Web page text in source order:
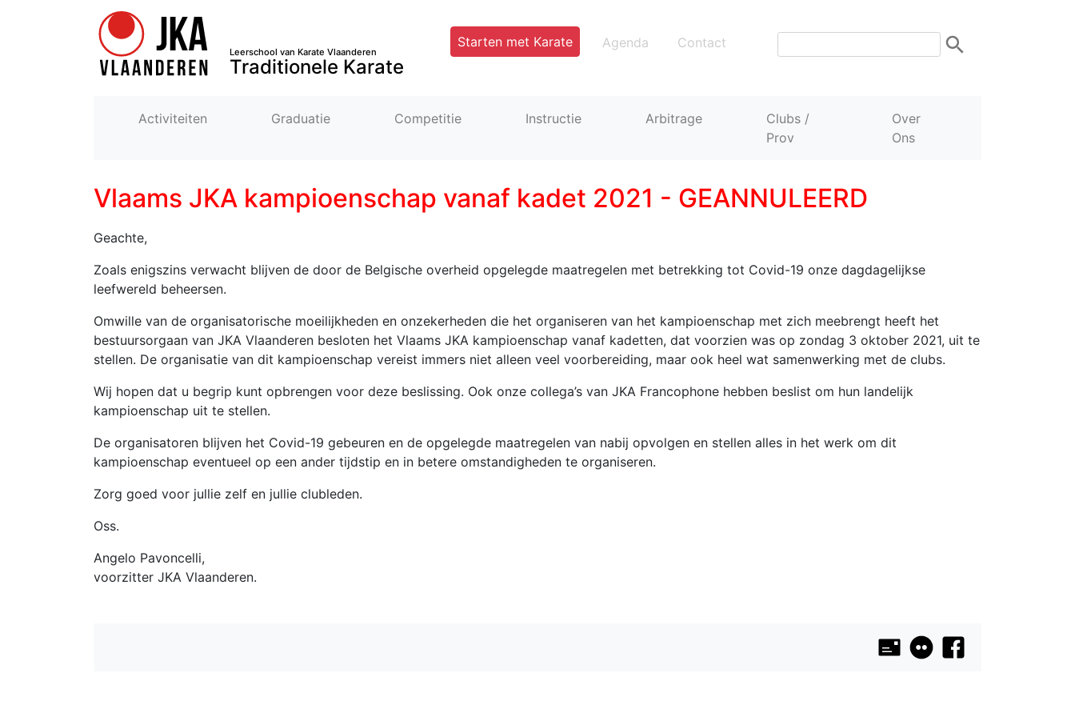
Leerschool van Karate Vlaanderen
Traditionele Karate
Starten met Karate Agenda Contact
Activiteiten Graduatie Competitie Instructie Arbitrage
Clubs /
Prov
Over
Ons
Vlaams JKA kampioenschap vanaf kadet 2021 - GEANNULEERD
Geachte,
Zoals enigszins verwacht blijven de door de Belgische overheid opgelegde maatregelen met betrekking tot Covid-19 onze dagdagelijkse
leefwereld beheersen.
Omwille van de organisatorische moeilijkheden en onzekerheden die het organiseren van het kampioenschap met zich meebrengt heeft het
bestuursorgaan van JKA Vlaanderen besloten het Vlaams JKA kampioenschap vanaf kadetten, dat voorzien was op zondag 3 oktober 2021, uit te
stellen. De organisatie van dit kampioenschap vereist immers niet alleen veel voorbereiding, maar ook heel wat samenwerking met de clubs.
Wij hopen dat u begrip kunt opbrengen voor deze beslissing. Ook onze collega’s van JKA Francophone hebben beslist om hun landelijk
kampioenschap uit te stellen.
De organisatoren blijven het Covid-19 gebeuren en de opgelegde maatregelen van nabij opvolgen en stellen alles in het werk om dit
kampioenschap eventueel op een ander tijdstip en in betere omstandigheden te organiseren.
Zorg goed voor jullie zelf en jullie clubleden.
Oss.
Angelo Pavoncelli,
voorzitter JKA Vlaanderen.